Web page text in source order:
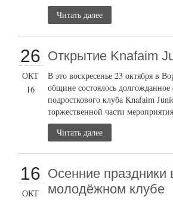
Читать далее
26
ОКТ
16
Открытие Knafaim
В это воскресенье 23 октября в
общине состоялось долгожданное
подросткового клуба Knafaim
торжественной части
Читать далее
16
ОКТ
Осенние праздники
молодёжном клубе